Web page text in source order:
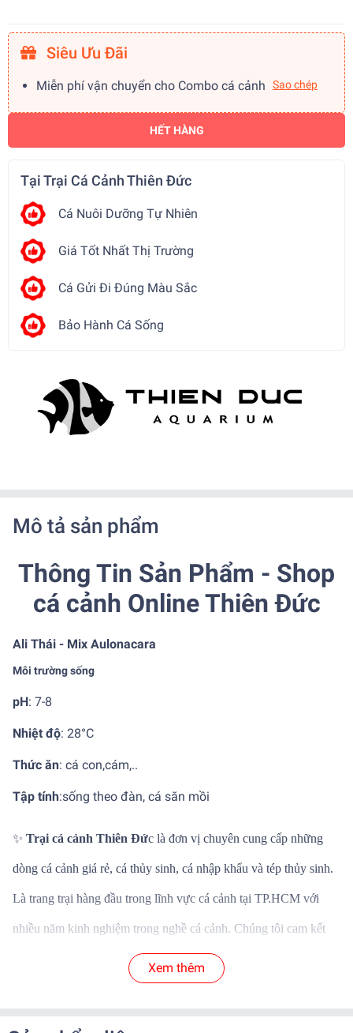
Siêu Ưu Đãi
Miễn phí vận chuyển cho Combo cá cảnh Sao chép
HẾT HÀNG
Tại Trại Cá Cảnh Thiên Đức
Cá Nuôi Dưỡng Tự Nhiên
Giá Tốt Nhất Thị Trường
Cá Gửi Đi Đúng Màu Sắc
Bảo Hành Cá Sống
Mô tả sản phẩm
Thông Tin Sản Phẩm - Shop
cá cảnh Online Thiên Đức
Ali Thái - Mix Aulonacara
Môi trường sống
pH: 7-8
Nhiệt độ: 28°C
Thức ăn: cá con,cám,..
Tập tính:sống theo đàn, cá săn mồi
✨ Trại cá cảnh Thiên Đức là đơn vị chuyên cung cấp những
dòng cá cảnh giá rẻ, cá thủy sinh, cá nhập khẩu và tép thủy sinh.
Là trang trại hàng đầu trong lĩnh vực cá cảnh tại TP.HCM với
nhiều năm kinh nghiệm trong nghề cá cảnh. Chúng tôi cam kết
mang đến những dòng cá cảnh thủy sinh chất lượng và mới lại
hàng
Xem thêm